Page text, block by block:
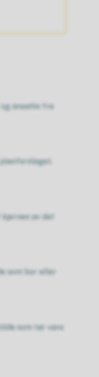
ansatte fra
av det
som bor eller
som tar vare